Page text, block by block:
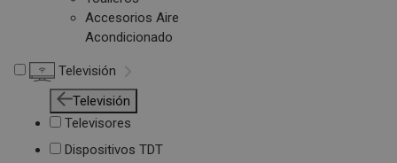
Accesorios Aire
Acondicionado
Televisión
Televisión
Televisores
Dispositivos TDT